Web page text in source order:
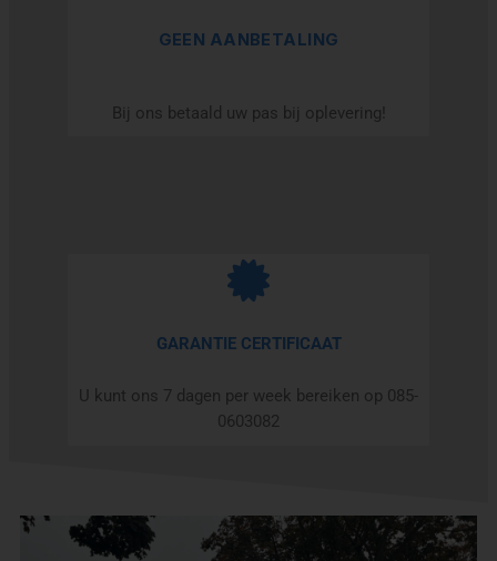
GEEN AANBETALING
Bij ons betaald uw pas bij oplevering!
GARANTIE CERTIFICAAT
U kunt ons 7 dagen per week bereiken op 085-
0603082